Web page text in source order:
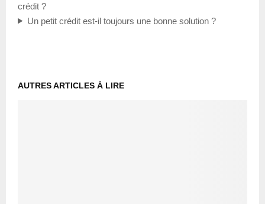
crédit ?
Un petit crédit est-il toujours une bonne solution ?
AUTRES ARTICLES À LIRE